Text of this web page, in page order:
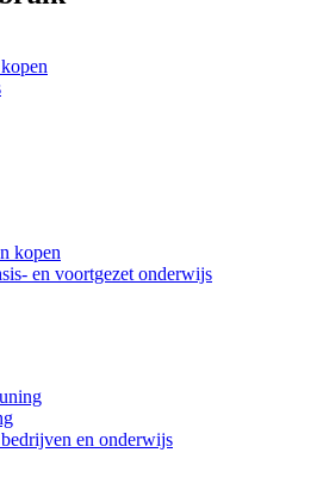
kopen
en voortgezet onderwijs
en onderwijs